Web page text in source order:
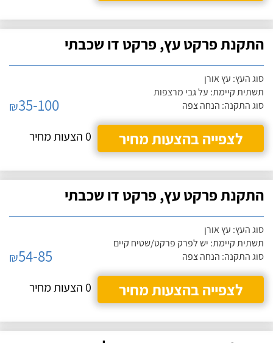
התקנת פרקט עץ, פרקט דו שכבתי
סוג העץ: עץ אורן
תשתית קיימת: על גבי מרצפות
סוג התקנה: הנחה צפה
₪35-100
לצפייה בהצעות מחיר
0 הצעות מחיר
התקנת פרקט עץ, פרקט דו שכבתי
סוג העץ: עץ אורן
תשתית קיימת: יש לפרק פרקט/שטיח קיים
סוג התקנה: הנחה צפה
₪54-85
לצפייה בהצעות מחיר
0 הצעות מחיר